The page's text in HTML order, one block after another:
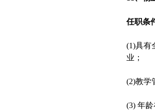
任职条
(1)具有
业；
(2)教学
(3) 年龄